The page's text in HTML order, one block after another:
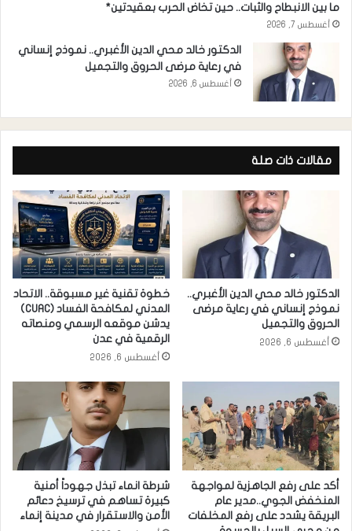
ما بين الانبطاح والثبات.. حين تخاض الحرب بعقيدتين*
أغسطس 7, 2026
الدكتور خالد محي الدين الأغبري.. نموذج إنساني
في رعاية مرضى الحروق والتجميل
أغسطس 6, 2026
مقالات ذات صلة
الدكتور خالد محي الدين الأغبري..
نموذج إنساني في رعاية مرضى
الحروق والتجميل
أغسطس 6, 2026
خطوة تقنية غير مسبوقة.. الاتحاد
المدني لمكافحة الفساد (CUAC)
يدشن موقعه الرسمي ومنصاته
الرقمية في عدن
أغسطس 6, 2026
أكد على رفع الجاهزية لمواجهة
المنخفض الجوي..مدير عام
البريقة يشدد على رفع المخلفات
شرطة انماء تبذل جهوداً أمنية
كبيرة تساهم في ترسيخ دعائم
الأمن والاستقرار في مدينة إنماء